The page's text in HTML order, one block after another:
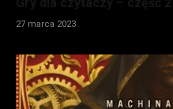
27 marca 2023